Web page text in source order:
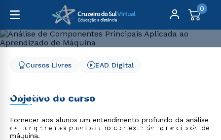
0
Análise de Componentes Principais Aplicada ao
Análise de Componentes
Principais Aplicada ao
Aprendizado de Máquina
Cursos Livres EAD Digital
Objetivo do curso
Fornecer aos alunos um entendimento profundo da análise
de componentes principais no contexto do aprendizado de
máquina.